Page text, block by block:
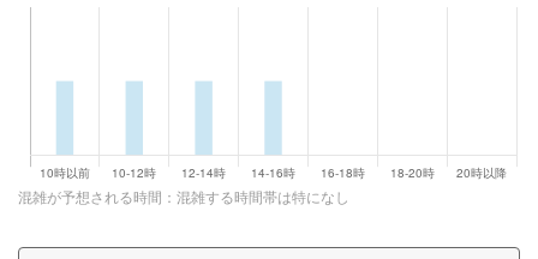
混雑が予想される時間：混雑する時間帯は特になし